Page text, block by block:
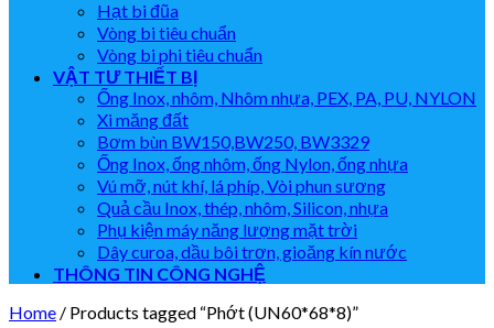
Hạt bi đũa
Vòng bi tiêu chuẩn
Vòng bi phi tiêu chuẩn
VẬT TƯ THIẾT BỊ
Ống Inox, nhôm, Nhôm nhựa, PEX, PA, PU, NYLON
Xi măng đất
Bơm bùn BW150,BW250, BW3329
Ống Inox, ống nhôm, ống Nylon, ống nhựa
Vú mỡ, nút khí, lá phíp, Vòi phun sương
Quả cầu Inox, thép, nhôm, Silicon, nhựa
Phụ kiện máy năng lượng mặt trời
Dây curoa, dầu bôi trơn, gioăng kín nước
THÔNG TIN CÔNG NGHỆ
Home / Products tagged “Phớt (UN60*68*8)”